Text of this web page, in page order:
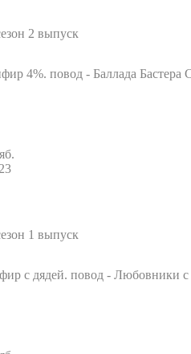
2 выпуск
4%. повод - Баллада Бастера
1 выпуск
с дядей. повод - Любовники с